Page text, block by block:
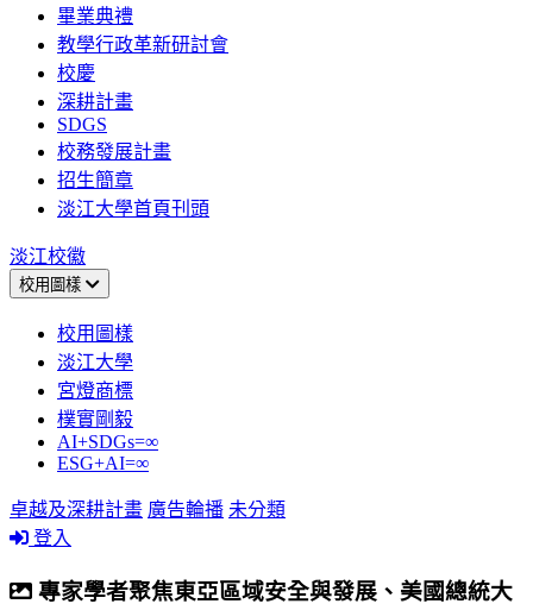
畢業典禮
教學行政革新研討會
校慶
深耕計畫
SDGS
校務發展計畫
招生簡章
淡江大學首頁刊頭
淡江校徽
校用圖樣
校用圖樣
淡江大學
宮燈商標
樸實剛毅
AI+SDGs=∞
ESG+AI=∞
卓越及深耕計畫 廣告輪播 未分類
登入
專家學者聚焦東亞區域安全與發展、美國總統大